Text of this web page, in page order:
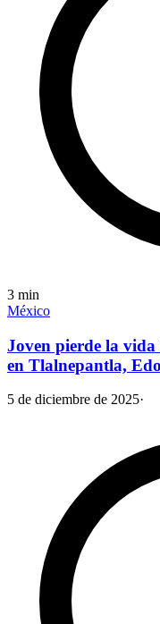
3 min
México
Joven pierde la vida
en Tlalnepantla,
5 de diciembre de 2025·